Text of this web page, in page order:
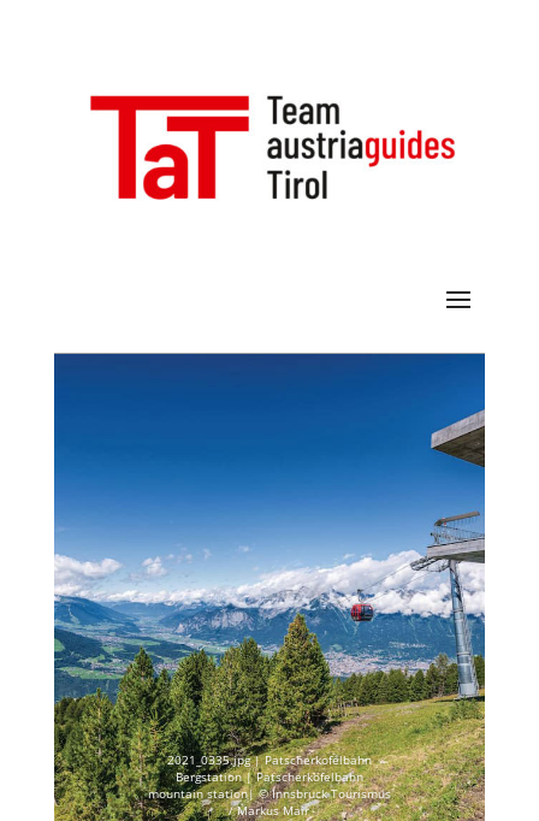
2021_0335.jpg | Patscherkofelbahn
Bergstation | Patscherkofelbahn
mountain station| © Innsbruck Tourismus
/ Markus Mair